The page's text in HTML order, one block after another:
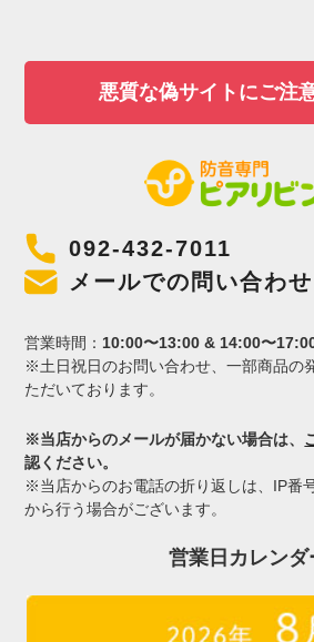
悪質な偽サイトにご注
092-432-7011
メールでの問い合わせ
営業時間： 10:00〜13:00 & 14:00〜
※土日祝日のお問い合わせ、一部商品の
ただいております。
※当店からのメールが届かない場合は、
認ください。
※当店からのお電話の折り返しは、IP番
から行う場合がございます。
営業日カレンダ